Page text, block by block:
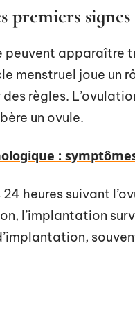
signes
peuvent apparaître
menstruel joue un
règles.
un ovule.
:
heures suivant
l’implantation